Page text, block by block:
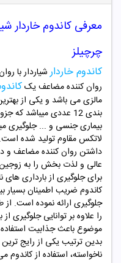
معرفی کاندوم خاردار
چرچیلز
کاندوم خاردار شیاردار با
روان کننده مضاعف یک
مالزی می باشد و یکی از
بندی 12 عددی میباشد
بیماری جنسی و ... جلوگیری
لاتکس مقاوم تولید شده
داشتن روان کننده مضاعف و
عالی و لذت بخش را به
برای جلوگیری از بارداری
کاندوم ضریب اطمینان
جلوگیری ارائه نموده است.
را علاوه بر توانایی جلوگیری
موضوع باعث جذابیت
بدین ترتیب یکی از رایج
ناخواسته، استفاده از کاندوم